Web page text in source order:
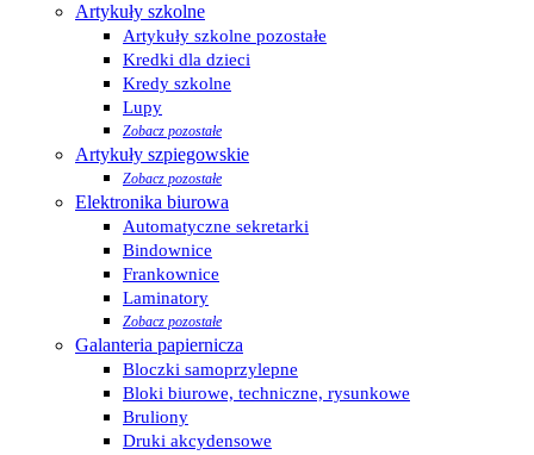
Artykuły szkolne
Artykuły szkolne pozostałe
Kredki dla dzieci
Kredy szkolne
Lupy
Zobacz pozostałe
Artykuły szpiegowskie
Zobacz pozostałe
Elektronika biurowa
Automatyczne sekretarki
Bindownice
Frankownice
Laminatory
Zobacz pozostałe
Galanteria papiernicza
Bloczki samoprzylepne
Bloki biurowe, techniczne, rysunkowe
Bruliony
Druki akcydensowe